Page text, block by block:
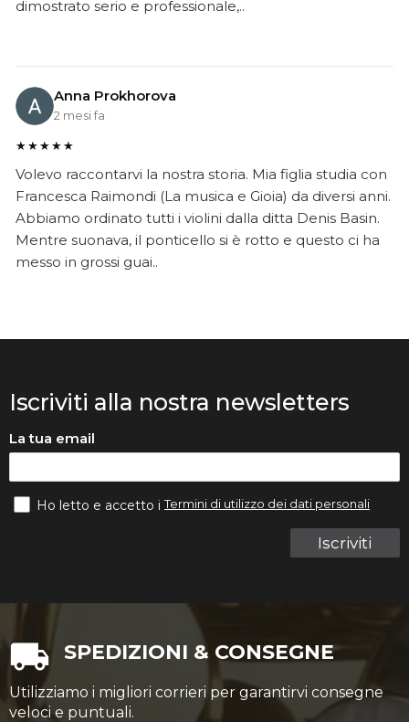
dimostrato serio e professionale,..
Anna Prokhorova
2 mesi fa
★★★★★
Volevo raccontarvi la nostra storia. Mia figlia studia con
Francesca Raimondi (La musica e Gioia) da diversi anni.
Abbiamo ordinato tutti i violini dalla ditta Denis Basin.
Mentre suonava, il ponticello si è rotto e questo ci ha
messo in grossi guai..
Iscriviti alla nostra newsletters
La tua email
Iscriviti
Ho letto e accetto iTermini di utilizzo dei dati personali
SPEDIZIONI & CONSEGNE
Utilizziamo i migliori corrieri per garantirvi consegne
veloci e puntuali.